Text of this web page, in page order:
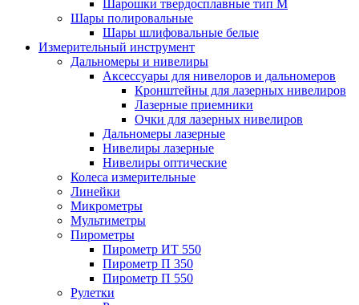
Шарошки твердосплавные тип M
Шары полировальные
Шары шлифовальные белые
Измерительный инструмент
Дальномеры и нивелиры
Аксессуары для нивелоров и дальномеров
Кронштейны для лазерных нивелиров
Лазерные приемники
Очки для лазерных нивелиров
Дальномеры лазерные
Нивелиры лазерные
Нивелиры оптические
Колеса измерительные
Линейки
Микрометры
Мультиметры
Пирометры
Пирометр ИТ 550
Пирометр П 350
Пирометр П 550
Рулетки